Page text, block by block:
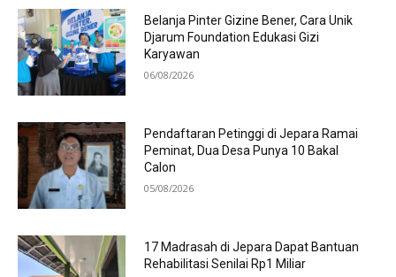
Belanja Pinter Gizine Bener, Cara Unik
Djarum Foundation Edukasi Gizi
Karyawan
06/08/2026
Pendaftaran Petinggi di Jepara Ramai
Peminat, Dua Desa Punya 10 Bakal
Calon
05/08/2026
17 Madrasah di Jepara Dapat Bantuan
Rehabilitasi Senilai Rp1 Miliar